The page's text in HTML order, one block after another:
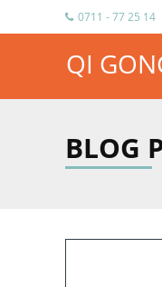
0711 - 77 25 14
QI
BLOG